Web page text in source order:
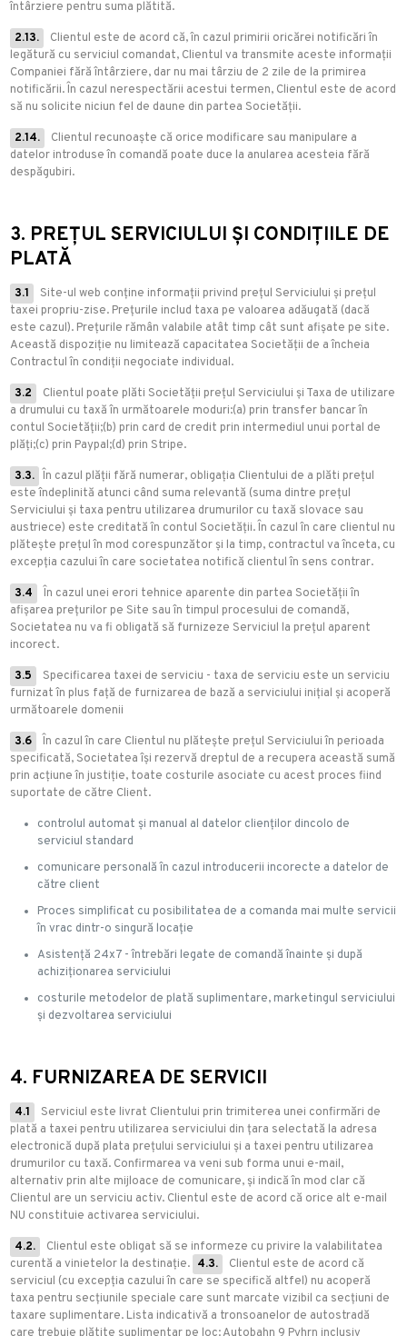
întârziere pentru suma plătită.
2.13.
Clientul este de acord că, în cazul primirii oricărei notificări în
legătură cu serviciul comandat, Clientul va transmite aceste informații
Companiei fără întârziere, dar nu mai târziu de 2 zile de la primirea
notificării. În cazul nerespectării acestui termen, Clientul este de acord
să nu solicite niciun fel de daune din partea Societății.
2.14.
Clientul recunoaște că orice modificare sau manipulare a
datelor introduse în comandă poate duce la anularea acesteia fără
despăgubiri.
3. PREȚUL SERVICIULUI ȘI CONDIȚIILE DE
PLATĂ
3.1
Site-ul web conține informații privind prețul Serviciului și prețul
taxei propriu-zise. Prețurile includ taxa pe valoarea adăugată (dacă
este cazul). Prețurile rămân valabile atât timp cât sunt afișate pe site.
Această dispoziție nu limitează capacitatea Societății de a încheia
Contractul în condiții negociate individual.
3.2
Clientul poate plăti Societății prețul Serviciului și Taxa de utilizare
a drumului cu taxă în următoarele moduri:(a) prin transfer bancar în
contul Societății;(b) prin card de credit prin intermediul unui portal de
plăți;(c) prin Paypal;(d) prin Stripe.
3.3.
În cazul plății fără numerar, obligația Clientului de a plăti prețul
este îndeplinită atunci când suma relevantă (suma dintre prețul
Serviciului și taxa pentru utilizarea drumurilor cu taxă slovace sau
austriece) este creditată în contul Societății. În cazul în care clientul nu
plătește prețul în mod corespunzător și la timp, contractul va înceta, cu
excepția cazului în care societatea notifică clientul în sens contrar.
3.4
În cazul unei erori tehnice aparente din partea Societății în
afișarea prețurilor pe Site sau în timpul procesului de comandă,
Societatea nu va fi obligată să furnizeze Serviciul la prețul aparent
incorect.
3.5
Specificarea taxei de serviciu - taxa de serviciu este un serviciu
furnizat în plus față de furnizarea de bază a serviciului inițial și acoperă
următoarele domenii
3.6
În cazul în care Clientul nu plătește prețul Serviciului în perioada
specificată, Societatea își rezervă dreptul de a recupera această sumă
prin acțiune în justiție, toate costurile asociate cu acest proces fiind
suportate de către Client.
controlul automat și manual al datelor clienților dincolo de
serviciul standard
comunicare personală în cazul introducerii incorecte a datelor de
către client
Proces simplificat cu posibilitatea de a comanda mai multe servicii
în vrac dintr-o singură locație
Asistență 24x7 - întrebări legate de comandă înainte și după
achiziționarea serviciului
costurile metodelor de plată suplimentare, marketingul serviciului
și dezvoltarea serviciului
4. FURNIZAREA DE SERVICII
4.1
Serviciul este livrat Clientului prin trimiterea unei confirmări de
plată a taxei pentru utilizarea serviciului din țara selectată la adresa
electronică după plata prețului serviciului și a taxei pentru utilizarea
drumurilor cu taxă. Confirmarea va veni sub forma unui e-mail,
alternativ prin alte mijloace de comunicare, și indică în mod clar că
Clientul are un serviciu activ. Clientul este de acord că orice alt e-mail
NU constituie activarea serviciului.
4.2.
Clientul este obligat să se informeze cu privire la valabilitatea
curentă a vinietelor la destinație. 4.3.
Clientul este de acord că
serviciul (cu excepția cazului în care se specifică altfel) nu acoperă
taxa pentru secțiunile speciale care sunt marcate vizibil ca secțiuni de
taxare suplimentare. Lista indicativă a tronsoanelor de autostradă